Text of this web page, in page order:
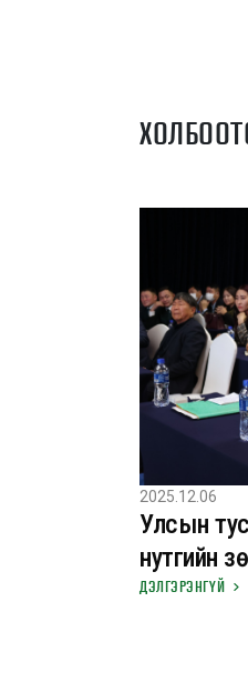
2025.12.06
Улсын
нутгийн
ДЭЛГЭРЭНГҮЙ